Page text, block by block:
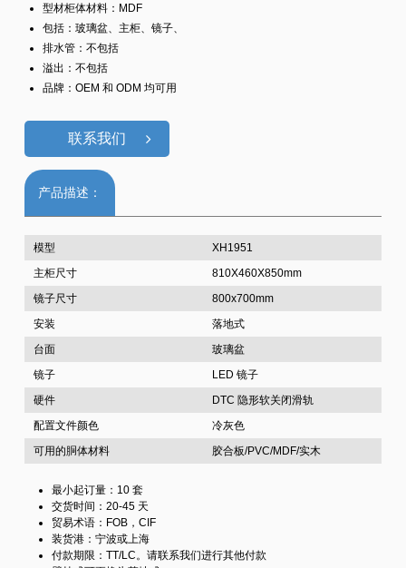
型材柜体材料：MDF
包括：玻璃盆、主柜、镜子、
排水管：不包括
溢出：不包括
品牌：OEM 和 ODM 均可用
联系我们
产品描述：
模型
XH1951
主柜尺寸
810X460X850mm
镜子尺寸
800x700mm
安装
落地式
台面
玻璃盆
镜子
LED 镜子
硬件
DTC 隐形软关闭滑轨
配置文件颜色
冷灰色
可用的胴体材料
胶合板/PVC/MDF/实木
最小起订量：10 套
交货时间：20-45 天
贸易术语：FOB，CIF
装货港：宁波或上海
付款期限：TT/LC。请联系我们进行其他付款